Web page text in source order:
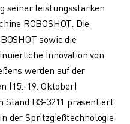
seiner leistungsstarken
ROBOSHOT. Die
sowie die
Innovation von
werden auf der
(15.-19. Oktober)
Stand B3-3211 präsentiert
der Spritzgießtechnologie